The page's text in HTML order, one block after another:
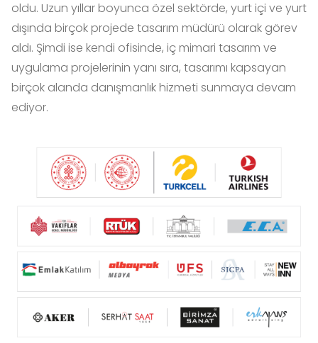
oldu. Uzun yıllar boyunca özel sektörde, yurt içi ve yurt
dışında birçok projede tasarım müdürü olarak görev
aldı. Şimdi ise kendi ofisinde, iç mimari tasarım ve
uygulama projelerinin yanı sıra, tasarımı kapsayan
birçok alanda danışmanlık hizmeti sunmaya devam
ediyor.